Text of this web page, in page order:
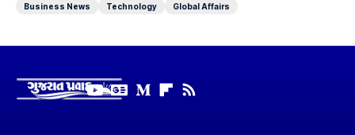
Business News
Technology Global Affairs